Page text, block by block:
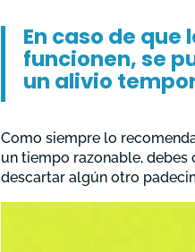
En caso de
funcionen, se
un alivio
Como siempre lo
un tiempo razonable,
descartar algún otro